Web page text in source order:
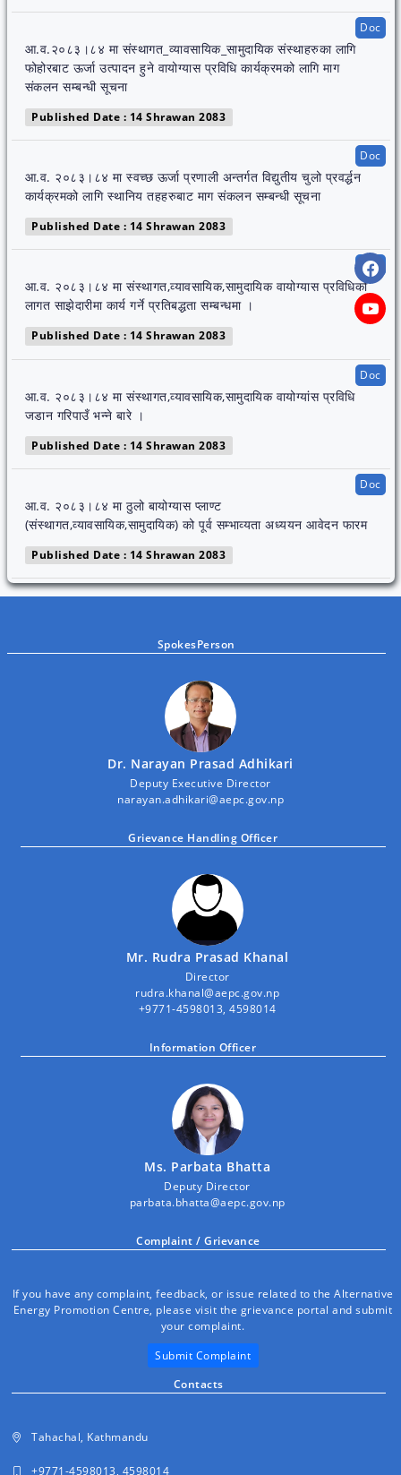
आ.व.२०८३।८४ मा संस्थागत_व्यावसायिक_सामुदायिक संस्थाहरुका लागि
फोहोरबाट ऊर्जा उत्पादन हुने वायोग्यास प्रविधि कार्यक्रमको लागि माग
संकलन सम्बन्धी सूचना
Published Date : 14 Shrawan 2083
Doc
आ.व. २०८३।८४ मा स्वच्छ ऊर्जा प्रणाली अन्तर्गत विद्युतीय चुलो प्रवर्द्धन
कार्यक्रमको लागि स्थानिय तहहरुबाट माग संकलन सम्बन्धी सूचना
Published Date : 14 Shrawan 2083
Doc
आ.व. २०८३।८४ मा संस्थागत,व्यावसायिक,सामुदायिक वायोग्यास प्रविधिको
लागत साझेदारीमा कार्य गर्ने प्रतिबद्धता सम्बन्धमा ।
Published Date : 14 Shrawan 2083
Doc
आ.व. २०८३।८४ मा संस्थागत,व्यावसायिक,सामुदायिक वायोग्यांस प्रविधि
जडान गरिपाउँ भन्ने बारे ।
Published Date : 14 Shrawan 2083
Doc
आ.व. २०८३।८४ मा ठुलो बायोग्यास प्लाण्ट
(संस्थागत,व्यावसायिक,सामुदायिक) को पूर्व सम्भाव्यता अध्ययन आवेदन फारम
Published Date : 14 Shrawan 2083
Doc
SpokesPerson
Dr. Narayan Prasad Adhikari
Deputy Executive Director
narayan.adhikari@aepc.gov.np
Grievance Handling Officer
Mr. Rudra Prasad Khanal
Director
rudra.khanal@aepc.gov.np
+9771-4598013, 4598014
Information Officer
Ms. Parbata Bhatta
Deputy Director
parbata.bhatta@aepc.gov.np
Complaint / Grievance
If you have any complaint, feedback, or issue related to the Alternative
Energy Promotion Centre, please visit the grievance portal and submit
your complaint.
Submit Complaint
Contacts
Tahachal, Kathmandu
+9771-4598013, 4598014